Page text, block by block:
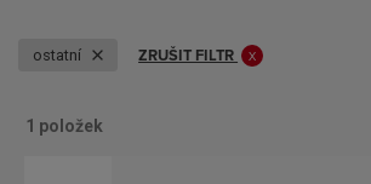
ostatní ZRUŠIT FILTR
1 položek